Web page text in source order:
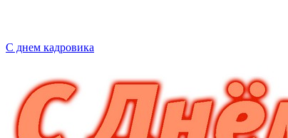
С днем кадровика